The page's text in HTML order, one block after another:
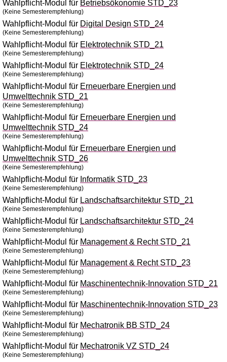
Wahlpflicht-Modul für Betriebsökonomie STD_23
(Keine Semesterempfehlung)
Wahlpflicht-Modul für Digital Design STD_24
(Keine Semesterempfehlung)
Wahlpflicht-Modul für Elektrotechnik STD_21
(Keine Semesterempfehlung)
Wahlpflicht-Modul für Elektrotechnik STD_24
(Keine Semesterempfehlung)
Wahlpflicht-Modul für Erneuerbare Energien und
Umwelttechnik STD_21
(Keine Semesterempfehlung)
Wahlpflicht-Modul für Erneuerbare Energien und
Umwelttechnik STD_24
(Keine Semesterempfehlung)
Wahlpflicht-Modul für Erneuerbare Energien und
Umwelttechnik STD_26
(Keine Semesterempfehlung)
Wahlpflicht-Modul für Informatik STD_23
(Keine Semesterempfehlung)
Wahlpflicht-Modul für Landschaftsarchitektur STD_21
(Keine Semesterempfehlung)
Wahlpflicht-Modul für Landschaftsarchitektur STD_24
(Keine Semesterempfehlung)
Wahlpflicht-Modul für Management & Recht STD_21
(Keine Semesterempfehlung)
Wahlpflicht-Modul für Management & Recht STD_23
(Keine Semesterempfehlung)
Wahlpflicht-Modul für Maschinentechnik-Innovation STD_21
(Keine Semesterempfehlung)
Wahlpflicht-Modul für Maschinentechnik-Innovation STD_23
(Keine Semesterempfehlung)
Wahlpflicht-Modul für Mechatronik BB STD_24
(Keine Semesterempfehlung)
Wahlpflicht-Modul für Mechatronik VZ STD_24
(Keine Semesterempfehlung)